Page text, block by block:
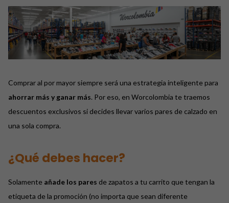
Comprar al por mayor siempre será una estrategia inteligente para
ahorrar más y ganar más. Por eso, en Worcolombia te traemos
descuentos exclusivos si decides llevar varios pares de calzado en
una sola compra.
¿Qué debes hacer?
Solamente añade los pares de zapatos a tu carrito que tengan la
etiqueta de la promoción (no importa que sean diferente